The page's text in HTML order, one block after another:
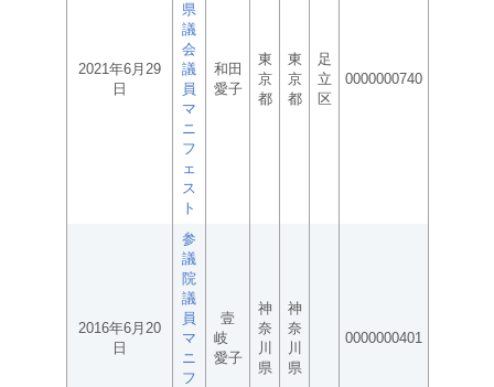
2021年6月29
日
県
議
会
議
員
マ
ニ
フ
ェ
ス
ト
和田
愛子
東
京
都
東
京
都
足
立
区
0000000740
2016年6月20
日
参
議
院
議
員
マ
ニ
フ
壹
岐
愛子
神
奈
川
県
神
奈
川
県
0000000401